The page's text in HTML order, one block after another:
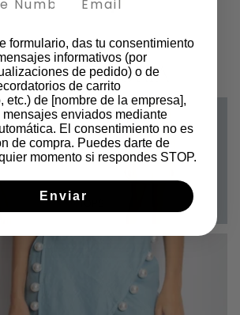
COMPRAR AHORA
CATEGORIA
TOPS
TOPS
formulario, das tu consentimiento
informativos (por
de pedido) o de
de carrito
etc.) de [nombre de la empresa],
enviados mediante
El consentimiento no es
de compra. Puedes darte de
momento si respondes STOP.
Enviar